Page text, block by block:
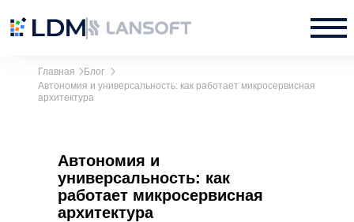
Главная
Блог
Автономия и универсальность: как работает микросервисная
архитектура
Автономия и
универсальность: как
работает микросервисная
архитектура